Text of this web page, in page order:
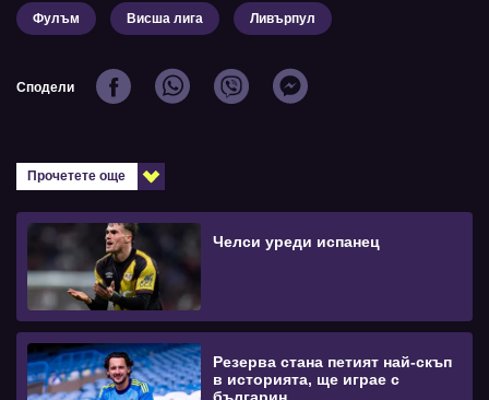
Фулъм Висша лига Ливърпул
Сподели
Прочетете още
Челси уреди испанец
Резерва стана петият най-скъп
в историята, ще играе с